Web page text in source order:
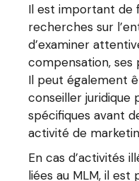
Il est important de
recherches sur
d’examiner
compensation, ses
Il peut également
conseiller juridique
spécifiques avant
activité de
En cas d’activités
liées au MLM, il est